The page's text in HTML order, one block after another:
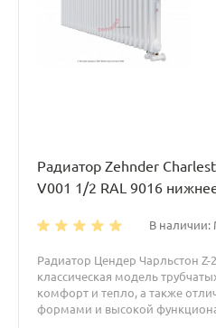
Радиатор Zehnder
V001 1/2 RAL 9016
В наличии:
Радиатор Цендер Чарльстон Z-
классическая модель
комфорт и тепло, а также
формами и высокой